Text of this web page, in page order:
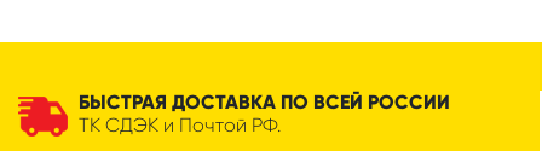
БЫСТРАЯ ДОСТАВКА ПО ВСЕЙ РОССИИ
ТК СДЭК и Почтой РФ.